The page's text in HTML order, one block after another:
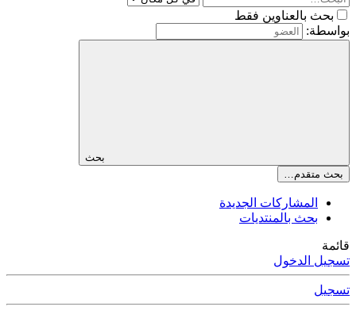
بحث بالعناوين فقط
بواسطة:
بحث
بحث متقدم…
المشاركات الجديدة
بحث بالمنتديات
قائمة
تسجيل الدخول
تسجيل